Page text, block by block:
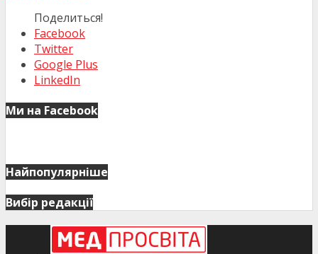
Поделиться!
Facebook
Twitter
Google Plus
LinkedIn
Ми на Facebook
Найпопулярніше
Вибір редакції